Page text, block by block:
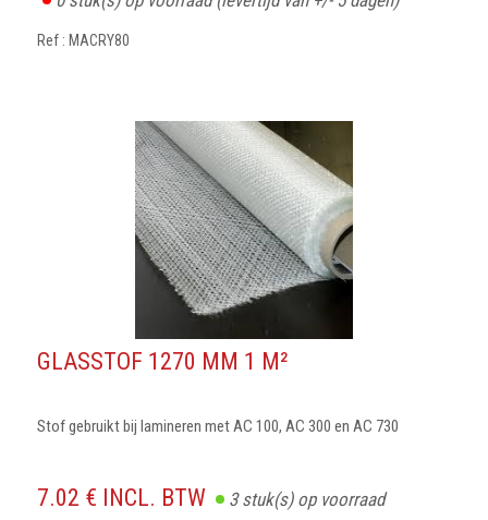
Ref : MACRY80
GLASSTOF 1270 MM 1 M²
Stof gebruikt bij lamineren met AC 100, AC 300 en AC 730
7.02 € INCL. BTW 3stuk(s) op voorraad